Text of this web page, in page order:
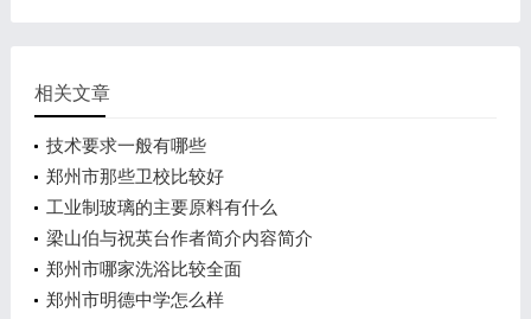
相关文章
技术要求一般有哪些
郑州市那些卫校比较好
工业制玻璃的主要原料有什么
梁山伯与祝英台作者简介内容简介
郑州市哪家洗浴比较全面
郑州市明德中学怎么样